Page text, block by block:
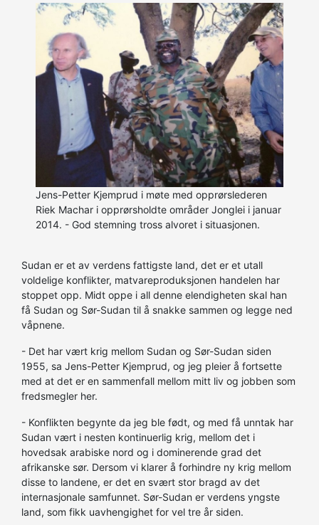
Jens-Petter Kjemprud i møte med opprørslederen
Riek Machar i opprørsholdte områder Jonglei i januar
2014. - God stemning tross alvoret i situasjonen.
Sudan er et av verdens fattigste land, det er et utall
voldelige konflikter, matvareproduksjonen handelen har
stoppet opp. Midt oppe i all denne elendigheten skal han
få Sudan og Sør-Sudan til å snakke sammen og legge ned
våpnene.
- Det har vært krig mellom Sudan og Sør-Sudan siden
1955, sa Jens-Petter Kjemprud, og jeg pleier å fortsette
med at det er en sammenfall mellom mitt liv og jobben som
fredsmegler her.
- Konflikten begynte da jeg ble født, og med få unntak har
Sudan vært i nesten kontinuerlig krig, mellom det i
hovedsak arabiske nord og i dominerende grad det
afrikanske sør. Dersom vi klarer å forhindre ny krig mellom
disse to landene, er det en svært stor bragd av det
internasjonale samfunnet. Sør-Sudan er verdens yngste
land, som fikk uavhengighet for vel tre år siden.